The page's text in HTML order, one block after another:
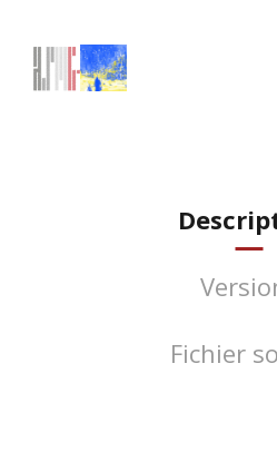
Fichier